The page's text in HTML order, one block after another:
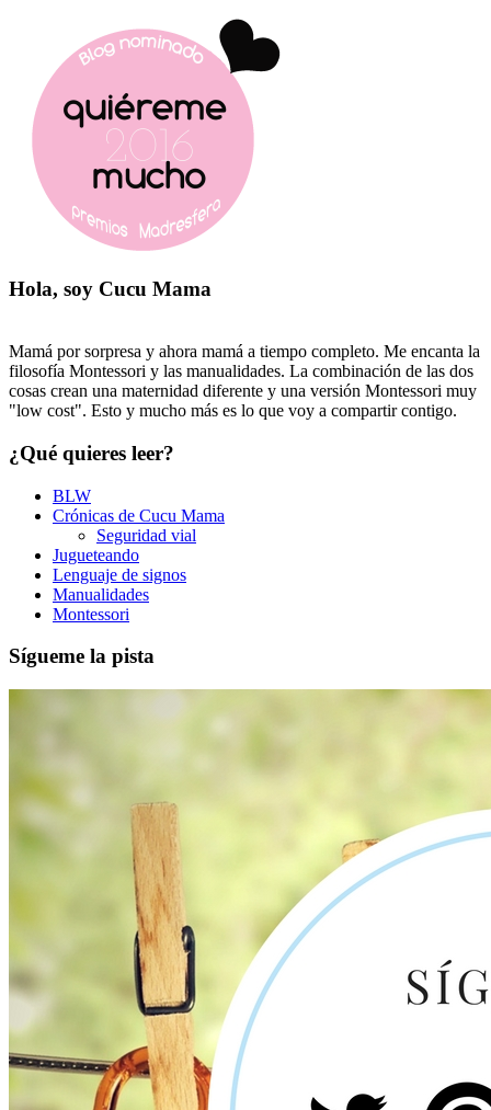
Hola, soy Cucu Mama
Mamá por sorpresa y ahora mamá a tiempo completo. Me encanta la
filosofía Montessori y las manualidades. La combinación de las dos
cosas crean una maternidad diferente y una versión Montessori muy
"low cost". Esto y mucho más es lo que voy a compartir contigo.
¿Qué quieres leer?
BLW
Crónicas de Cucu Mama
Seguridad vial
Jugueteando
Lenguaje de signos
Manualidades
Montessori
Sígueme la pista